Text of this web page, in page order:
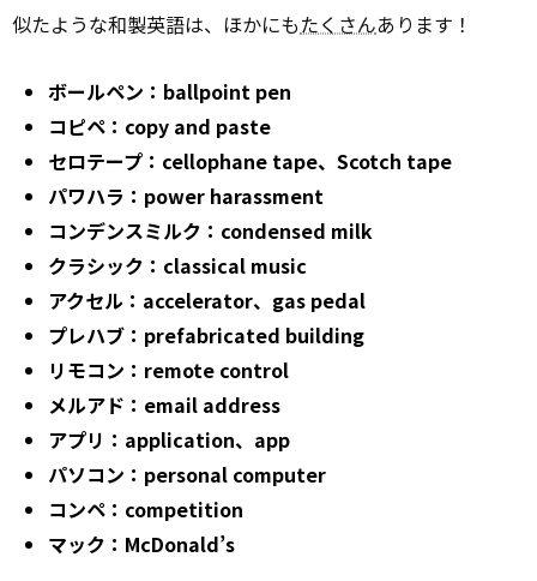
似たような和製英語は、ほかにもたくさんあります！
ボールペン：ballpoint pen
コピペ：copy and paste
セロテープ：cellophane tape、Scotch tape
パワハラ：power harassment
コンデンスミルク：condensed milk
クラシック：classical music
アクセル：accelerator、gas pedal
プレハブ：prefabricated building
リモコン：remote control
メルアド：email address
アプリ：application、app
パソコン：personal computer
コンペ：competition
マック：McDonald’s